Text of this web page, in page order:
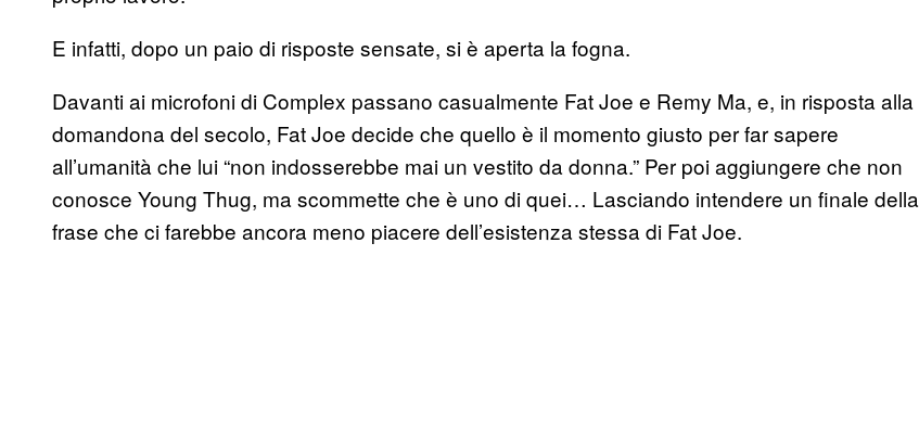
E infatti, dopo un paio di risposte sensate, si è aperta la fogna.
Davanti ai microfoni di Complex passano casualmente Fat Joe e Remy Ma, e, in risposta alla
domandona del secolo, Fat Joe decide che quello è il momento giusto per far sapere
all’umanità che lui “non indosserebbe mai un vestito da donna.” Per poi aggiungere che non
conosce Young Thug, ma scommette che è uno di quei… Lasciando intendere un finale della
frase che ci farebbe ancora meno piacere dell’esistenza stessa di Fat Joe.